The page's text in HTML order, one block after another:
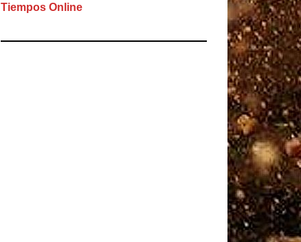
Tiempos Online